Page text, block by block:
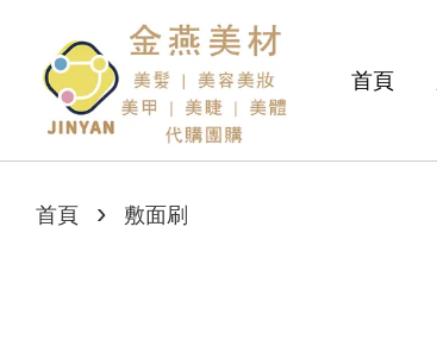
首頁
首頁 › 敷面刷